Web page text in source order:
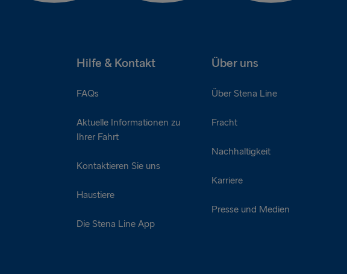
Hilfe & Kontakt Über uns
FAQs
Aktuelle Informationen zu
Ihrer Fahrt
Kontaktieren Sie uns
Haustiere
Die Stena Line App
Über Stena Line
Fracht
Nachhaltigkeit
Karriere
Presse und Medien